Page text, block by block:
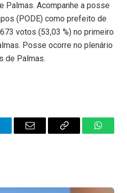
Palmas. Acompanhe a posse
(PODE) como prefeito de
votos (53,03 %) no primeiro
Posse ocorre no plenário
de Palmas.
Email
Copy